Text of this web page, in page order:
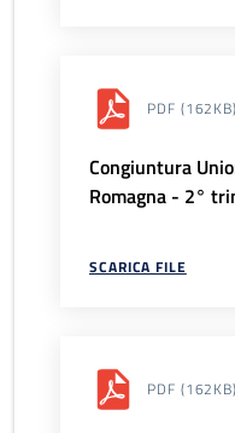
PDF (162KB)
Congiuntura
Romagna - 2°
SCARICA FILE
PDF (162KB)